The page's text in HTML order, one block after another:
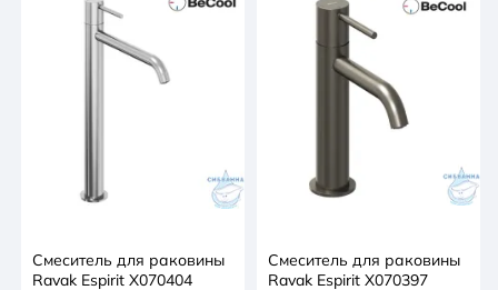
Смеситель для раковины
Ravak Espirit X070404
Смеситель для раковины
Ravak Espirit X070397